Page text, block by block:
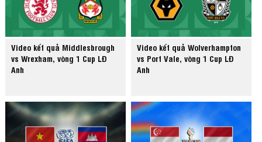
Video kết quả Middlesbrough
vs Wrexham, vòng 1 Cup LĐ
Anh
Video kết quả Wolverhampton
vs Port Vale, vòng 1 Cup LĐ
Anh